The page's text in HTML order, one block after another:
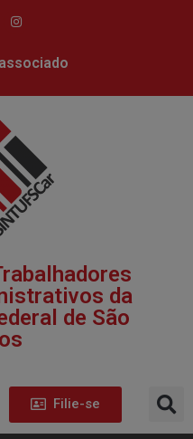
da
de São
Filie-se